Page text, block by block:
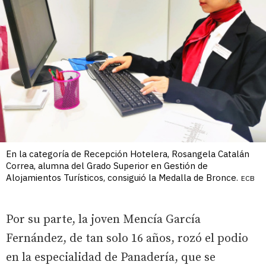
En la categoría de Recepción Hotelera, Rosangela Catalán
Correa, alumna del Grado Superior en Gestión de
Alojamientos Turísticos, consiguió la Medalla de Bronce. ECB
Por su parte, la joven Mencía García
Fernández, de tan solo 16 años, rozó el podio
en la especialidad de Panadería, que se